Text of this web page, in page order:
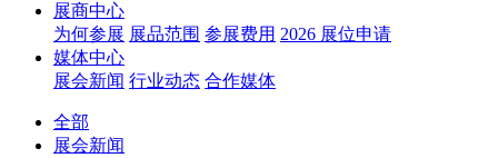
展商中心
为何参展 展品范围 参展费用 2026 展位申请
媒体中心
展会新闻 行业动态 合作媒体
全部
展会新闻